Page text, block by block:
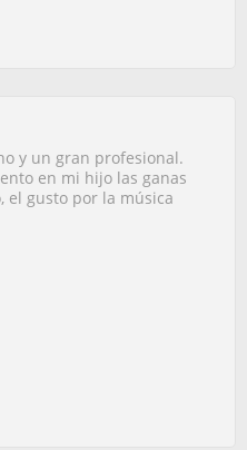
y un gran profesional.
en mi hijo las ganas
el gusto por la música